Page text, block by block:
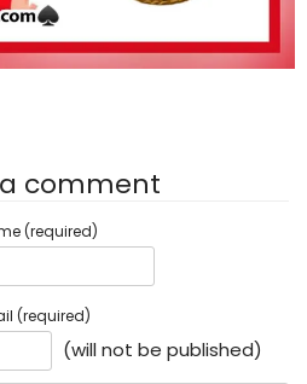
comment
(required)
(required)
(will not be published)